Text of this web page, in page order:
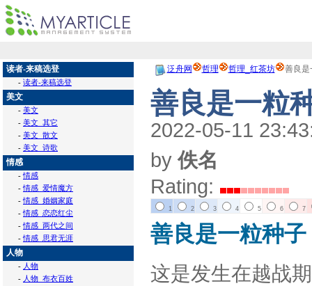
读者-来稿选登
- 读者-来稿选登
美文
- 美文
- 美文_其它
- 美文_散文
- 美文_诗歌
情感
-情感
-情感_爱情魔方
-情感_婚姻家庭
-情感_恋恋红尘
-情感_两代之间
-情感_思君无涯
人物
- 人物
- 人物_布衣百姓
泛舟网 哲理 哲理_红茶坊 善良是
善良是一粒
2022-05-11
by佚名
Rating:
1 2 3 4 5 6 7
善良是一粒种子
这是发生在越战